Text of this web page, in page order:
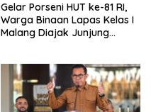
Gelar Porseni HUT ke-81 RI,
Warga Binaan Lapas Kelas I
Malang Diajak Junjung